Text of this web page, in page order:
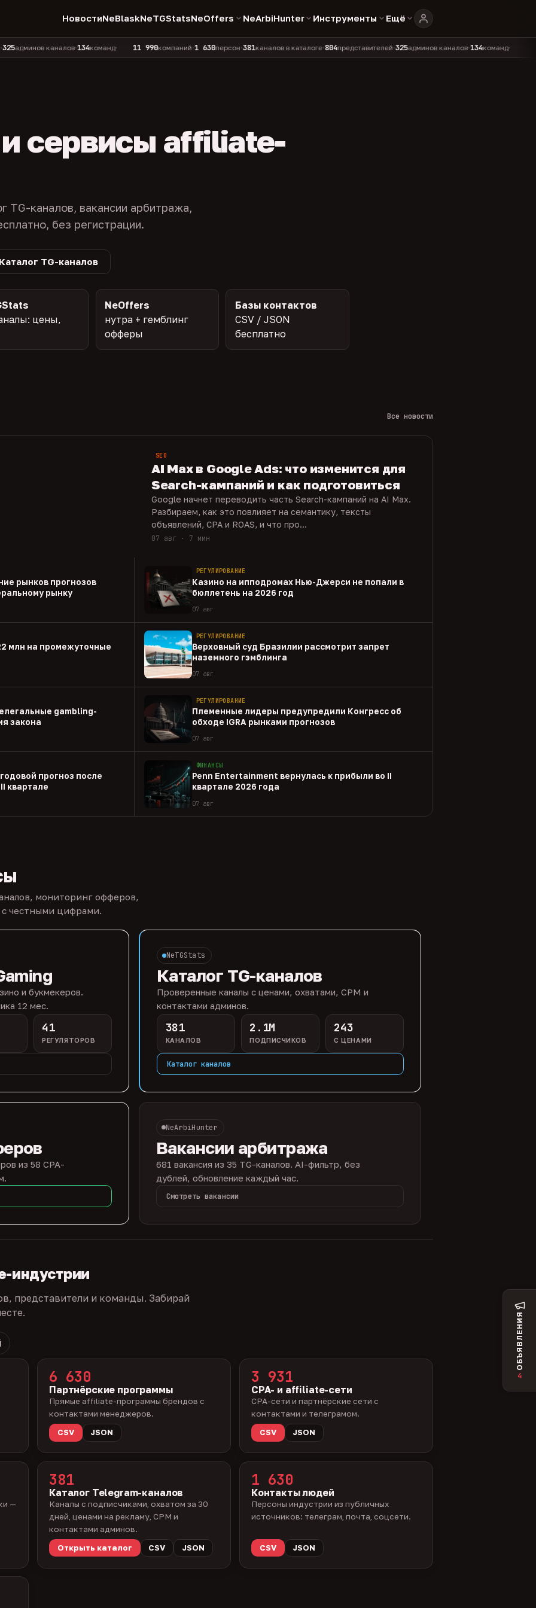
НовостиNeBlaskNeTGStatsNeOffers NeArbiHunter Инструменты Ещё
каналов•134команд• 11 990 компаний•1 630персон•381каналов в каталоге•804представителей•325админов каналов•134команд•
сервисы affiliate-
TG-каналов, вакансии арбитража,
без регистрации.
TG-каналов
цены,
NeOffers
нутра + гемблинг
офферы
Базы контактов
CSV / JSON
бесплатно
Все новости
SEO
AI Max в Google Ads: что изменится для
Search-кампаний и как подготовиться
Google начнет переводить часть Search-кампаний на AI Max.
Разбираем, как это повлияет на семантику, тексты
объявлений, CPA и ROAS, и что про...
07 авг · 7 мин
рынков прогнозов
рынку
РЕГУЛИРОВАНИЕ
Казино на ипподромах Нью-Джерси не попали в
бюллетень на 2026 год
07 авг
млн на промежуточные
РЕГУЛИРОВАНИЕ
Верховный суд Бразилии рассмотрит запрет
наземного гэмблинга
07 авг
gambling-
закона
РЕГУЛИРОВАНИЕ
Племенные лидеры предупредили Конгресс об
обходе IGRA рынками прогнозов
07 авг
прогноз после
квартале
ФИНАНСЫ
Penn Entertainment вернулась к прибыли во II
квартале 2026 года
07 авг
мониторинг офферов,
с честными цифрами.
и букмекеров.
12 мес.
41
РЕГУЛЯТОРОВ
NeTGStats
Каталог TG-каналов
Проверенные каналы с ценами, охватами, CPM и
контактами админов.
381
КАНАЛОВ
2.1M
ПОДПИСЧИКОВ
243
С ЦЕНАМИ
Каталог каналов
из 58 CPA-
NeArbiHunter
Вакансии арбитража
681 вакансия из 35 TG-каналов. AI-фильтр, без
дублей, обновление каждый час.
Смотреть вакансии
индустрии
представители и команды. Забирай
6 630
Партнёрские программы
Прямые affiliate-программы брендов с
контактами менеджеров.
CSV
JSON
3 931
CPA- и affiliate-сети
CPA-сети и партнёрские сети с
контактами и телеграмом.
CSV
JSON
—
381
Каталог Telegram-каналов
Каналы с подписчиками, охватом за 30
дней, ценами на рекламу, CPM и
контактами админов.
Открыть каталог
CSV JSON
1 630
Контакты людей
Персоны индустрии из публичных
источников: телеграм, почта, соцсети.
CSV JSON
ОБЪЯВЛЕНИЯ
4